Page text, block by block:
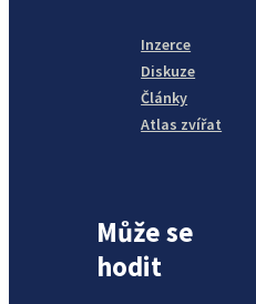
Inzerce
Diskuze
Články
Atlas zvířat
Může se
hodit